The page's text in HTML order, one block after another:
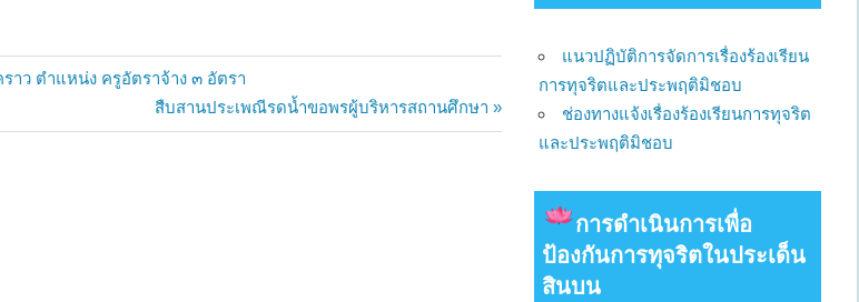
าว ตำแหน่ง ครูอัตราจ้าง ๓ อัตรา
Next
Post:
สืบสานประเพณีรดน้ำขอพรผู้บริหารสถานศึกษา
แนวปฏิบัติการจัดการเรื่องร้องเรียน
การทุจริตและประพฤติมิชอบ
ช่องทางแจ้งเรื่องร้องเรียนการทุจริต
และประพฤติมิชอบ
การดําเนินการเพื่อ
ป้องกันการทุจริตในประเด็น
สินบน